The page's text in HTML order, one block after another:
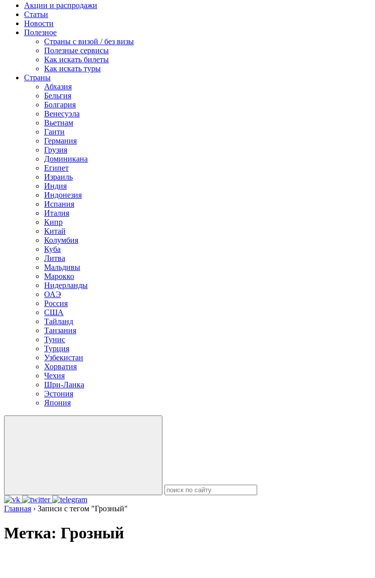
Акции и распродажи
Статьи
Новости
Полезное
Cтраны с визой / без визы
Полезные сервисы
Как искать билеты
Как искать туры
Страны
Абхазия
Бельгия
Болгария
Венесуэла
Вьетнам
Гаити
Германия
Грузия
Доминикана
Египет
Израиль
Индия
Индонезия
Испания
Италия
Кипр
Китай
Колумбия
Куба
Литва
Мальдивы
Марокко
Нидерланды
ОАЭ
Россия
США
Тайланд
Танзания
Тунис
Турция
Узбекистан
Хорватия
Чехия
Шри-Ланка
Эстония
Япония
Главная › Записи с тегом "Грозный"
Метка: Грозный